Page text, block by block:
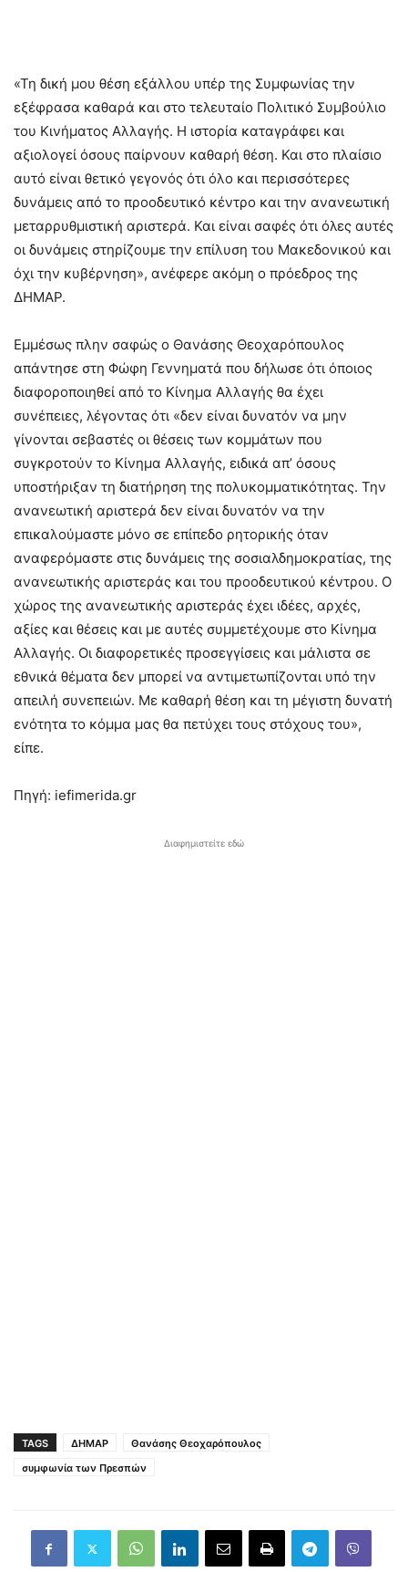
«Τη δική μου θέση εξάλλου υπέρ της Συμφωνίας την
εξέφρασα καθαρά και στο τελευταίο Πολιτικό Συμβούλιο
του Κινήματος Αλλαγής. Η ιστορία καταγράφει και
αξιολογεί όσους παίρνουν καθαρή θέση. Και στο πλαίσιο
αυτό είναι θετικό γεγονός ότι όλο και περισσότερες
δυνάμεις από το προοδευτικό κέντρο και την ανανεωτική
μεταρρυθμιστική αριστερά. Και είναι σαφές ότι όλες αυτές
οι δυνάμεις στηρίζουμε την επίλυση του Μακεδονικού και
όχι την κυβέρνηση», ανέφερε ακόμη ο πρόεδρος της
ΔΗΜΑΡ.
Εμμέσως πλην σαφώς ο Θανάσης Θεοχαρόπουλος
απάντησε στη Φώφη Γεννηματά που δήλωσε ότι όποιος
διαφοροποιηθεί από το Κίνημα Αλλαγής θα έχει
συνέπειες, λέγοντας ότι «δεν είναι δυνατόν να μην
γίνονται σεβαστές οι θέσεις των κομμάτων που
συγκροτούν το Κίνημα Αλλαγής, ειδικά απ’ όσους
υποστήριξαν τη διατήρηση της πολυκομματικότητας. Την
ανανεωτική αριστερά δεν είναι δυνατόν να την
επικαλούμαστε μόνο σε επίπεδο ρητορικής όταν
αναφερόμαστε στις δυνάμεις της σοσιαλδημοκρατίας, της
ανανεωτικής αριστεράς και του προοδευτικού κέντρου. Ο
χώρος της ανανεωτικής αριστεράς έχει ιδέες, αρχές,
αξίες και θέσεις και με αυτές συμμετέχουμε στο Κίνημα
Αλλαγής. Οι διαφορετικές προσεγγίσεις και μάλιστα σε
εθνικά θέματα δεν μπορεί να αντιμετωπίζονται υπό την
απειλή συνεπειών. Με καθαρή θέση και τη μέγιστη δυνατή
ενότητα το κόμμα μας θα πετύχει τους στόχους του»,
είπε.
Πηγή: iefimerida.gr
Διαφημιστείτε εδώ
TAGS ΔΗΜΑΡ
Θανάσης Θεοχαρόπουλος
συμφωνία των Πρεσπών